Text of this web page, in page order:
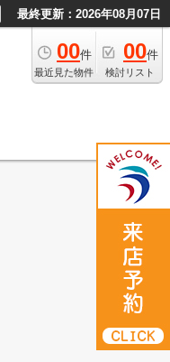
最終更新：2026年08月07日
00件
最近見た物件
00件
検討リスト